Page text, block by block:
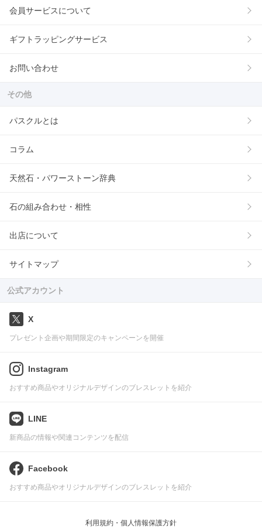
会員サービスについて
ギフトラッピングサービス
お問い合わせ
その他
パスクルとは
コラム
天然石・パワーストーン辞典
石の組み合わせ・相性
出店について
サイトマップ
公式アカウント
X
プレゼント企画や期間限定のキャンペーンを開催
Instagram
おすすめ商品やオリジナルデザインのブレスレットを紹介
LINE
新商品の情報や関連コンテンツを配信
Facebook
おすすめ商品やオリジナルデザインのブレスレットを紹介
利用規約・個人情報保護方針